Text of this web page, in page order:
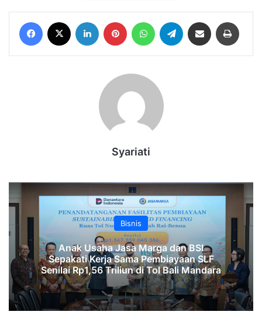
Facebook LinkedIn Pinterest WhatsAppTelegram Share via Email
Syariati
Bisnis
Anak Usaha Jasa Marga dan BSI
Sepakati Kerja Sama Pembiayaan SLF
‎Senilai Rp1,56 Triliun di Tol Bali Mandara‎‎